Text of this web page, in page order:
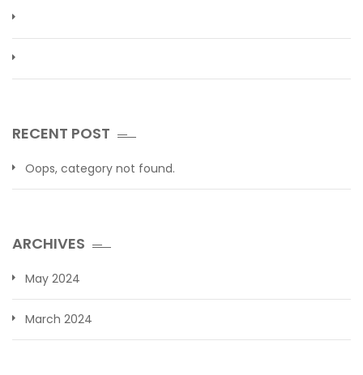
RECENT POST
Oops, category not found.
ARCHIVES
May 2024
March 2024